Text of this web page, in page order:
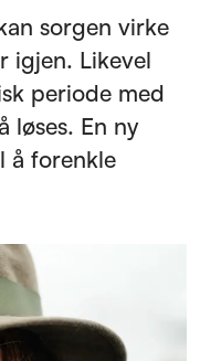
sorgen virke
igjen. Likevel
periode med
løses. En ny
å forenkle